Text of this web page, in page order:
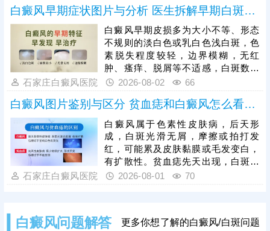
面积、病程、体质科
固，易扩散。可以做伍德灯、三维皮
肤ct检查诊断，分析白斑是什么，了
解白斑形成原因。再针对性的制定治
疗、护理方案，助力白斑稳步着色。
白癜风早期症状图片与分析 医生拆解早期白斑识别逻辑
白癜风早期皮损多为大小不等、形态
不规则的淡白色或乳白色浅白斑，色
素脱失程度较轻，边界模糊，无红
肿、瘙痒、脱屑等不适感，白斑数量
少、面积小，扩散速度较慢。临床
中，白色糠疹、花斑癣、贫血痣等多
种皮肤病症状与早期白斑高度相似，
容易误判，需结合科学检查区分，避
免误诊误治。早期是白癜风治疗的黄
金窗口期，此时皮肤黑色素细胞受损
程度低，干预后复色效果好、复色率
高、复发率低。
石家庄白癜风医院 2026-08-02 66
白癜风图片鉴别与区分 贫血痣和白癜风怎么看图分
白癜风属于色素性皮肤病，后天形
成，白斑光滑无屑，摩擦或拍打发
红，可能累及皮肤黏膜或毛发变白，
有扩散性。贫血痣先天出现，白斑局
部出现，无扩散性，持续终身不退。
势互补，查得详细、全面、准确。诊
石家庄白癜风医院 2026-08-01 70
白癜风问题解答 更多你想了解的白癜风/白斑问题